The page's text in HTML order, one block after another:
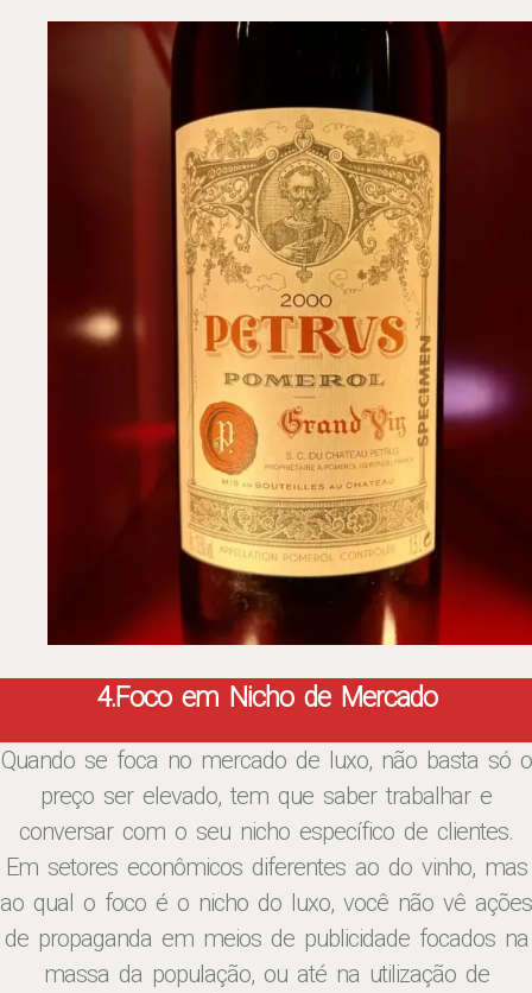
4.Foco em Nicho de Mercado
Quando se foca no mercado de luxo, não basta só o
preço ser elevado, tem que saber trabalhar e
conversar com o seu nicho específico de clientes.
Em setores econômicos diferentes ao do vinho, mas
ao qual o foco é o nicho do luxo, você não vê ações
de propaganda em meios de publicidade focados na
massa da população, ou até na utilização de